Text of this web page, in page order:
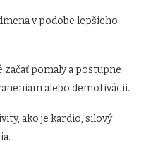
v podobe lepšieho
začať pomaly a postupne
alebo demotivácii.
ako je kardio, silový